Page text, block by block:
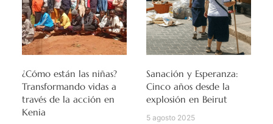
¿Cómo están las niñas?
Transformando vidas a
través de la acción en
Kenia
Sanación y Esperanza:
Cinco años desde la
explosión en Beirut
5 agosto 2025